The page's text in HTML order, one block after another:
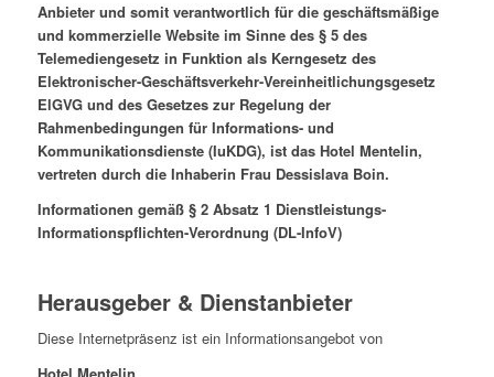
Anbieter und somit verantwortlich für die geschäftsmäßige
und kommerzielle Website im Sinne des § 5 des
Telemediengesetz in Funktion als Kerngesetz des
Elektronischer-Geschäftsverkehr-Vereinheitlichungsgesetz
ElGVG und des Gesetzes zur Regelung der
Rahmenbedingungen für Informations- und
Kommunikationsdienste (IuKDG), ist das Hotel Mentelin,
vertreten durch die Inhaberin Frau Dessislava Boin.
Informationen gemäß § 2 Absatz 1 Dienstleistungs-
Informationspflichten-Verordnung (DL-InfoV)
Herausgeber & Dienstanbieter
Diese Internetpräsenz ist ein Informationsangebot von